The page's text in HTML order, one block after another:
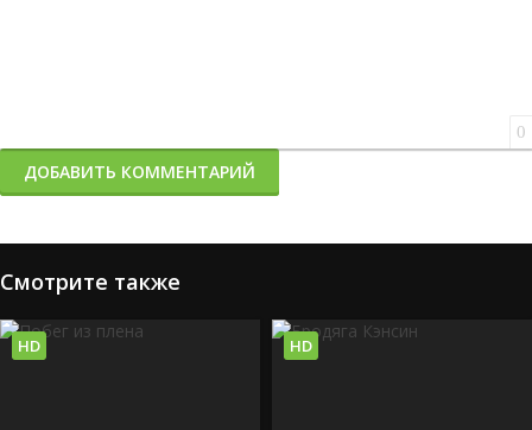
0
ДОБАВИТЬ КОММЕНТАРИЙ
Смотрите также
HD HD